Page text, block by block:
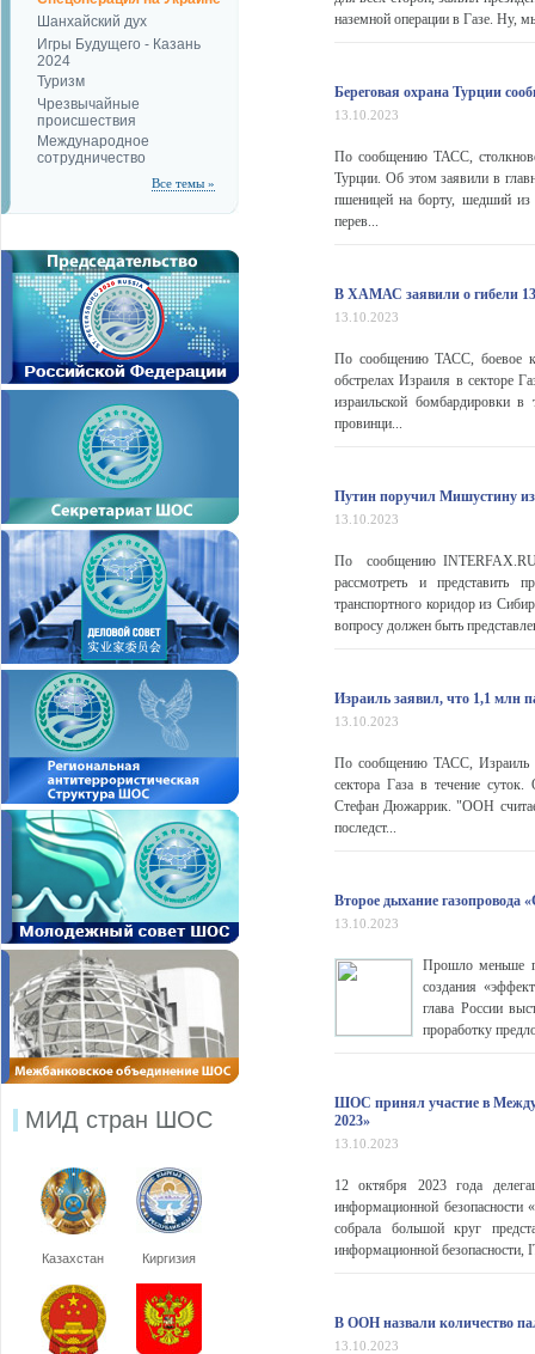
Шанхайский дух
Игры Будущего - Казань
2024
Туризм
Чрезвычайные
происшествия
Международное
сотрудничество
Все темы »
МИД стран ШОС
Казахстан Киргизия
наземной операции в Газе. Ну,
Береговая охрана Турции
13.10.2023
По сообщению ТАСС,
Турции. Об этом заявили в
пшеницей на борту, шедший
перев...
В ХАМАС заявили о гибели 13
13.10.2023
По сообщению ТАСС, боевое
обстрелах Израиля в секторе
израильской бомбардировки
провинци...
Путин поручил Мишустину
13.10.2023
По сообщению
рассмотреть и представить
транспортного коридор из
вопросу должен быть
Израиль заявил, что 1,1 млн
13.10.2023
По сообщению ТАСС, Израиль
сектора Газа в течение суток.
Стефан Дюжаррик. "ООН
последст...
Второе дыхание газопровода
13.10.2023
Прошло меньше
создания
глава России
проработку
ШОС принял участие в
2023»
13.10.2023
12 октября 2023 года
информационной
собрала большой круг
информационной безопасности,
В ООН назвали количество
13.10.2023